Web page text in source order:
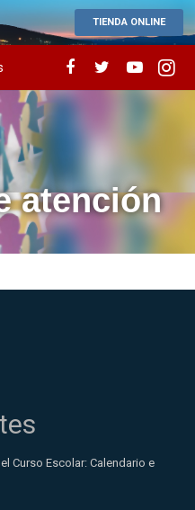
TIENDA ONLINE
atención
Curso Escolar: Calendario e